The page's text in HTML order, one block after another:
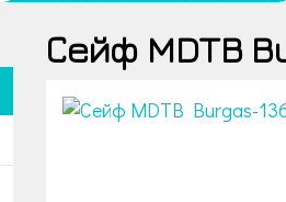
Сейф MDTB